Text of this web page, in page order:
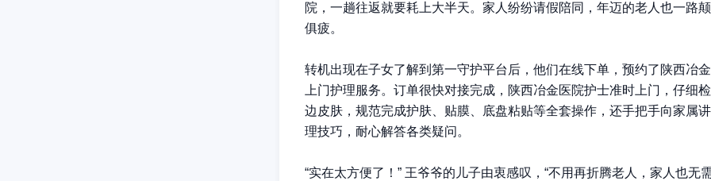
院，一趟往返就要耗上大半天。家人纷纷请假陪同，年迈的老人也一路
俱疲。
转机出现在子女了解到第一守护平台后，他们在线下单，预约了陕西冶
上门护理服务。订单很快对接完成， 陕西冶金医院护士准时上门，仔细
边皮肤，规范完成护肤、贴膜、底盘粘贴等全套操作，还手把手向家属
理技巧，耐心解答各类疑问。
“实在太方便了！” 王爷爷的儿子由衷感叹，“不用再折腾老人，家人也无